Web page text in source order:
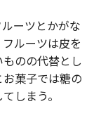
ーツとかがな
ルーツは皮を
のの代替とし
菓子では糖の
しまう。